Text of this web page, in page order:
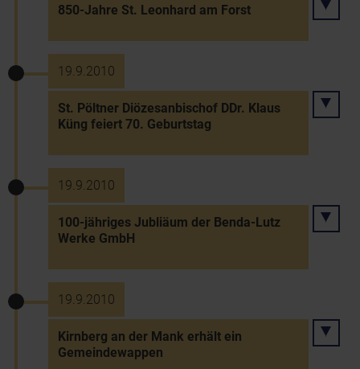
850-Jahre St. Leonhard am Forst
19.9.2010
St. Pöltner Diözesanbischof DDr. Klaus
Küng feiert 70. Geburtstag
19.9.2010
100-jähriges Jubliäum der Benda-Lutz
Werke GmbH
19.9.2010
Kirnberg an der Mank erhält ein
Gemeindewappen